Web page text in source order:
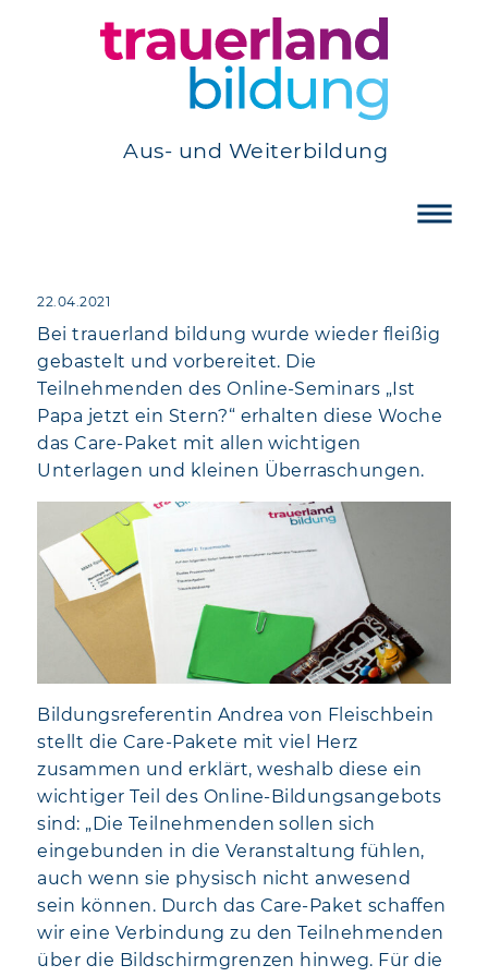
Aus- und Weiterbildung
22.04.2021
Bei trauerland bildung wurde wieder fleißig
gebastelt und vorbereitet. Die
Teilnehmenden des Online-Seminars „Ist
Papa jetzt ein Stern?“ erhalten diese Woche
das Care-Paket mit allen wichtigen
Unterlagen und kleinen Überraschungen.
Bildungsreferentin Andrea von Fleischbein
stellt die Care-Pakete mit viel Herz
zusammen und erklärt, weshalb diese ein
wichtiger Teil des Online-Bildungsangebots
sind: „Die Teilnehmenden sollen sich
eingebunden in die Veranstaltung fühlen,
auch wenn sie physisch nicht anwesend
sein können. Durch das Care-Paket schaffen
wir eine Verbindung zu den Teilnehmenden
über die Bildschirmgrenzen hinweg. Für die